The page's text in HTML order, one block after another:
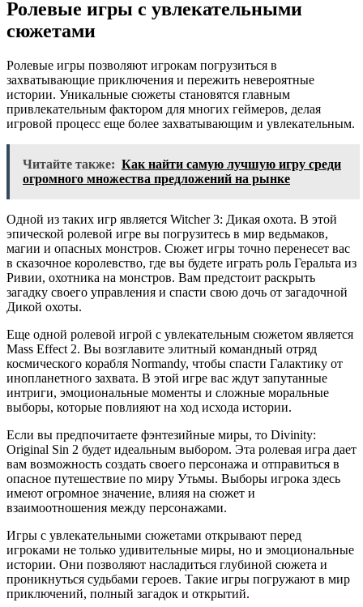
Ролевые игры с увлекательными
сюжетами
Ролевые игры позволяют игрокам погрузиться в
захватывающие приключения и пережить невероятные
истории. Уникальные сюжеты становятся главным
привлекательным фактором для многих геймеров, делая
игровой процесс еще более захватывающим и увлекательным.
Читайте также: Как найти самую лучшую игру среди
огромного множества предложений на рынке
Одной из таких игр является Witcher 3: Дикая охота. В этой
эпической ролевой игре вы погрузитесь в мир ведьмаков,
магии и опасных монстров. Сюжет игры точно перенесет вас
в сказочное королевство, где вы будете играть роль Геральта из
Ривии, охотника на монстров. Вам предстоит раскрыть
загадку своего управления и спасти свою дочь от загадочной
Дикой охоты.
Еще одной ролевой игрой с увлекательным сюжетом является
Mass Effect 2. Вы возглавите элитный командный отряд
космического корабля Normandy, чтобы спасти Галактику от
инопланетного захвата. В этой игре вас ждут запутанные
интриги, эмоциональные моменты и сложные моральные
выборы, которые повлияют на ход исхода истории.
Если вы предпочитаете фэнтезийные миры, то Divinity:
Original Sin 2 будет идеальным выбором. Эта ролевая игра дает
вам возможность создать своего персонажа и отправиться в
опасное путешествие по миру Утьмы. Выборы игрока здесь
имеют огромное значение, влияя на сюжет и
взаимоотношения между персонажами.
Игры с увлекательными сюжетами открывают перед
игроками не только удивительные миры, но и эмоциональные
истории. Они позволяют насладиться глубиной сюжета и
проникнуться судьбами героев. Такие игры погружают в мир
приключений, полный загадок и открытий.